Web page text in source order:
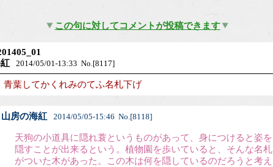
この句に対してコメントが投稿できます
2014/05/01-13:33 No.[8117]
青葉してかくれみのてふ名札下げ
山房の海紅 2014/05/05-15:46 No.[8118]
天狗の小道具に隠れ蓑というものがあって、身につけると姿を
隠すことが出来るという。植物園を歩いていると、そんな名札
がついた木があった。この木は何を隠しているのだろうと考え